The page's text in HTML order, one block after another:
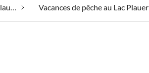
Vacances au bord du lac au Lac Plauer Vacances de pêche au Lac Plauer